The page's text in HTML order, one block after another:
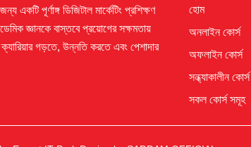
একটি পূর্ণাঙ্গ ডিজিটাল মার্কেটিং প্রশিক্ষণ
জ্ঞানকে বাস্তবে প্রয়োগের সক্ষমতায়
গড়তে, উন্নতি করতে এবং পেশাদার
হোম
অনলাইন কোর্স
অফলাইন কোর্স
সন্ধ্যাকালীন কোর্স
সকল কোর্স সমূহ